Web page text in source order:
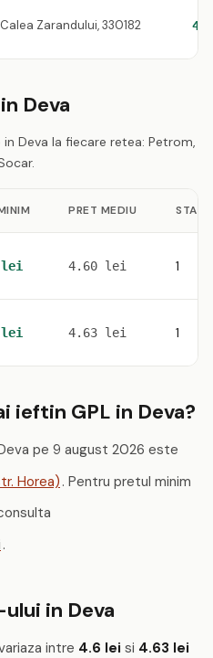
Calea Zarandului, 330182
Deva
Deva la fiecare retea: Petrom,
PRET MEDIU
lei 4.60 lei 1
lei 4.63 lei 1
ieftin GPL in Deva?
pe 9 august 2026 este
Horea) . Pentru pretul minim
.
in Deva
intre 4.6 lei si 4.63 lei